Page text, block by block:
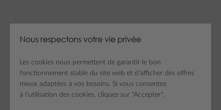
Nous respectons votre vie privée
Les cookies nous permettent de garantir le bon
fonctionnement stable du site web et d'afficher des offres
mieux adaptées à vos besoins. Si vous consentez
à l'utilisation des cookies, cliquez sur "Accepter".